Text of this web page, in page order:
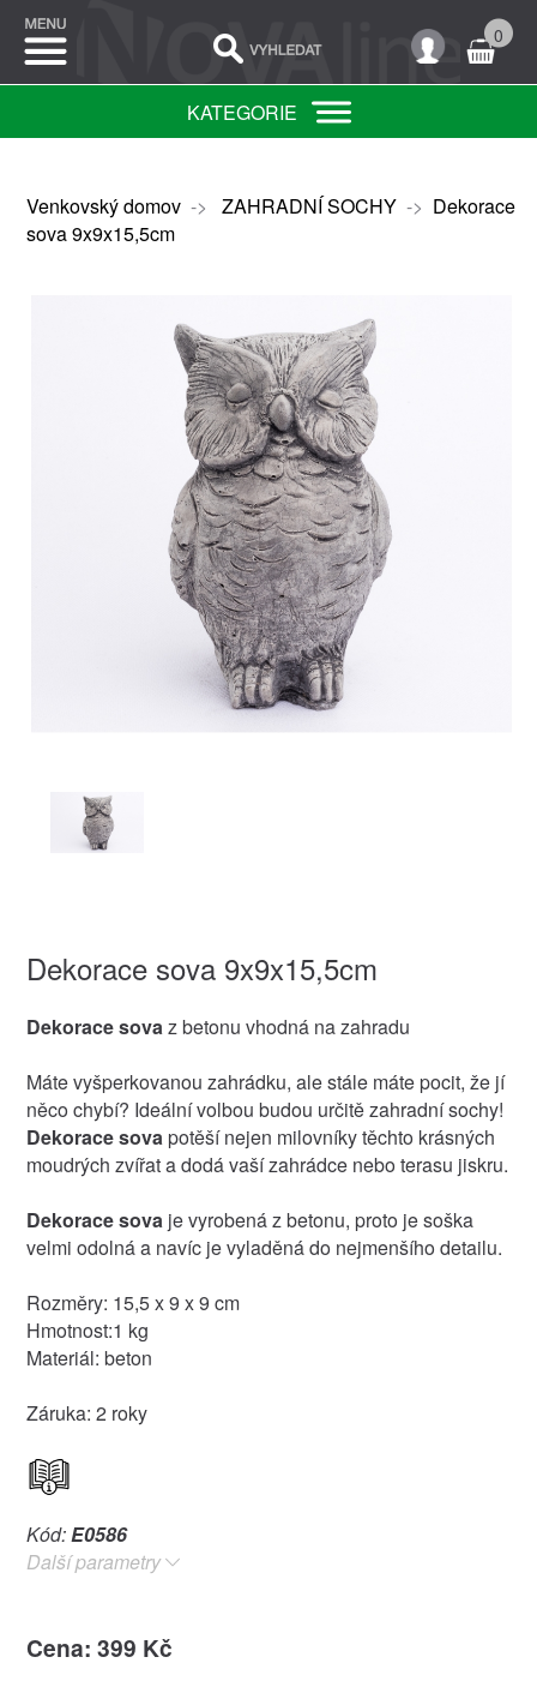
0
KATEGORIE
Venkovský domov-> ZAHRADNÍ SOCHY-> Dekorace
sova 9x9x15,5cm
Dekorace sova 9x9x15,5cm
Dekorace sovaz betonu vhodná na zahradu
Máte vyšperkovanou zahrádku, ale stále máte pocit, že jí
něco chybí? Ideální volbou budou určitě zahradní sochy!
Dekorace sovapotěší nejen milovníky těchto krásných
moudrých zvířat a dodá vaší zahrádce nebo terasu jiskru.
Dekorace sovaje vyrobená z betonu, proto je soška
velmi odolná a navíc je vyladěná do nejmenšího detailu.
Rozměry: 15,5 x 9 x 9 cm
Hmotnost:1 kg
Materiál: beton
Záruka: 2 roky
Kód:E0586
Další parametry
Cena: 399 Kč